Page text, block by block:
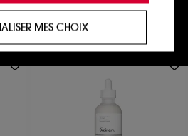
et des contenus qui
promotionnelles adaptées à
et publicité :
du contenu susceptible
des publicités, y compris sur des
réseaux sociaux, sur la base
avez consultées, de votre
MES CHOIX